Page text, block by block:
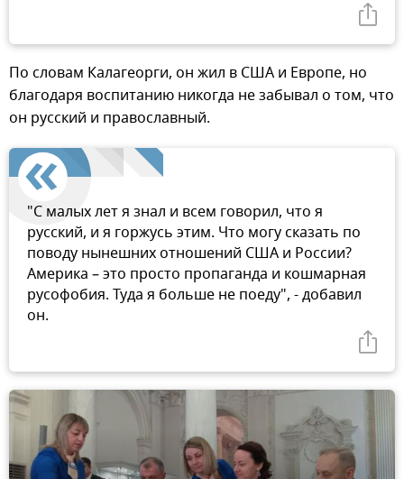
По словам Калагеорги, он жил в США и Европе, но
благодаря воспитанию никогда не забывал о том, что
он русский и православный.
"С малых лет я знал и всем говорил, что я
русский, и я горжусь этим. Что могу сказать по
поводу нынешних отношений США и России?
Америка – это просто пропаганда и кошмарная
русофобия. Туда я больше не поеду", - добавил
он.